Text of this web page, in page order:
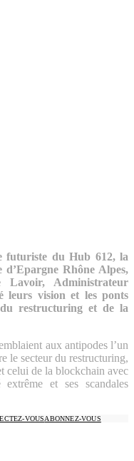
futuriste du Hub 612, la
d’Epargne Rhône Alpes,
Lavoir, Administrateur
leurs vision et les ponts
du restructuring et de la
aux antipodes l’un
le secteur du restructuring,
celui de la blockchain avec
et ses scandales
VOUSABONNEZ-VOUS